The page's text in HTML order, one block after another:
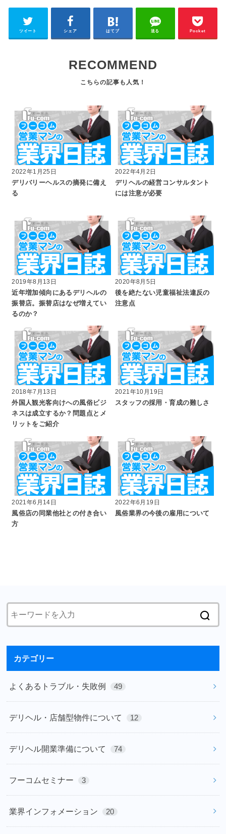
ツイート シェア はてブ 送る Pocket
RECOMMEND
2022年1月25日
デリバリーヘルスの摘発に備え
る
2022年4月2日
デリヘルの経営コンサルタント
には注意が必要
2019年8月13日
近年増加傾向にあるデリヘルの
振替店。振替店はなぜ増えてい
るのか？
2020年8月5日
後を絶たない児童福祉法違反の
注意点
2018年7月13日
外国人観光客向けへの風俗ビジ
ネスは成立するか？問題点とメ
リットをご紹介
2021年10月19日
スタッフの採用・育成の難しさ
2021年6月14日
風俗店の同業他社との付き合い
方
2022年6月19日
風俗業界の今後の雇用について
カテゴリー
よくあるトラブル・失敗例 49
デリヘル・店舗型物件について 12
デリヘル開業準備について 74
フーコムセミナー 3
業界インフォメーション 20